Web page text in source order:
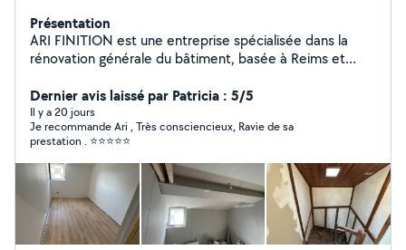
Présentation
ARI FINITION est une entreprise spécialisée dans la
rénovation générale du bâtiment, basée à Reims et
expérience et d'un savoir-faire reconnu, nous proposons
des prestations complètes, de qualité, adaptées aux
besoins des particuliers comme des professionnels. Nos
domaines d'intervention : Rénovation intérieure
complète (appartements, maisons, locaux
professionnels) Peinture, enduits et finitions Cloisons,
plafonds et doublages en plaques de plâtre (placo)
Revêtements de sols et murs (carrelage, parquet, PVC)
Travaux d'électricité et de plomberie intérieure Petite
Dernier avis laissé par Patricia : 5/5
Il y a 20 jours
Je recommande Ari , Très consciencieux, Ravie de sa
prestation . ⭐️⭐️⭐️⭐️⭐️